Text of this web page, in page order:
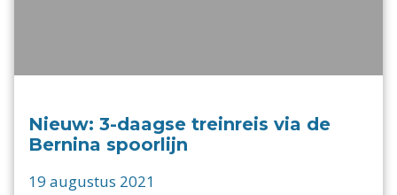
Nieuw: 3-daagse treinreis via de
Bernina spoorlijn
19 augustus 2021